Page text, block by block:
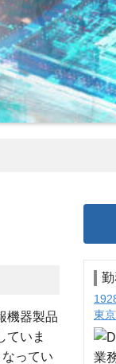
機器製品
ていま
ってい
東